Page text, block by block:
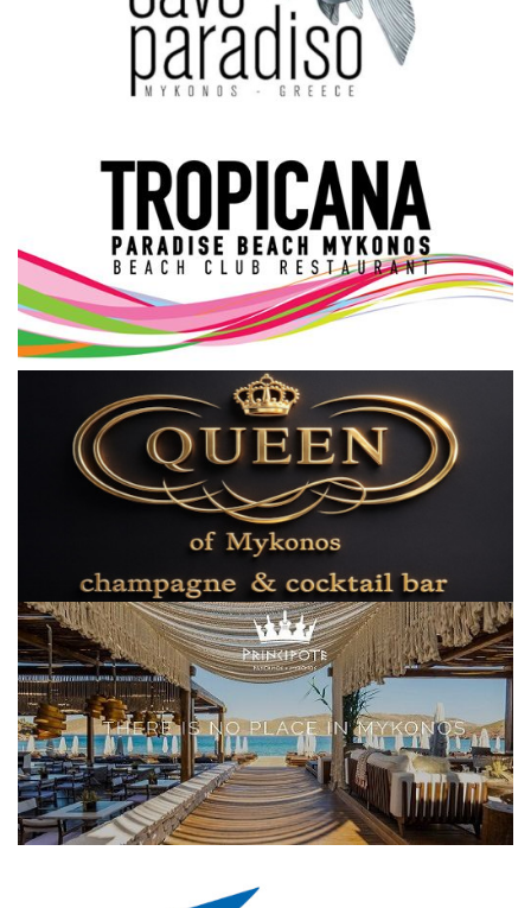
Science & Tech
Aegean Islands
Σεβασμιώτατος Δωρόθεος Β’
Cost Of Living Crisis
Opinion + Analysis
L’Art des Sens
All News
Elections 2023
Γλώσσα
Ελληνικά English